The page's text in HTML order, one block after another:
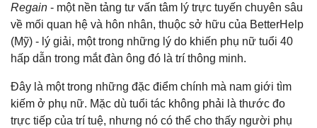
Regain - một nền tảng tư vấn tâm lý trực tuyến chuyên sâu
về mối quan hệ và hôn nhân, thuộc sở hữu của BetterHelp
(Mỹ) - lý giải, một trong những lý do khiến phụ nữ tuổi 40
hấp dẫn trong mắt đàn ông đó là trí thông minh.
Đây là một trong những đặc điểm chính mà nam giới tìm
kiếm ở phụ nữ. Mặc dù tuổi tác không phải là thước đo
trực tiếp của trí tuệ, nhưng nó có thể cho thấy người phụ